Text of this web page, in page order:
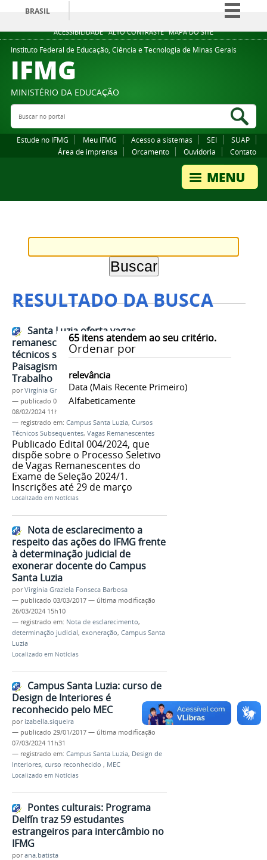
ACESSIBILIDADE ALTO CONTRASTE MAPA DO SITE
BRASIL
Simplifique!
Comunica BR
Legislação
Instituto Federal de Educação, Ciência e Tecnologia de Minas Gerais
IFMG
MINISTÉRIO DA EDUCAÇÃO
Buscar no portal
Estude no IFMG Meu IFMG Acesso a sistemas SEI
SUAP
Área de imprensa
Orcamento Ouvidoria Contato
RESULTADO DA BUSCA
65itens atendem ao seu critério.
Ordenar por
relevância
Data (mais Recente Primeiro)
Alfabeticamente
Santa Luzia oferta vagas
remanescentes nos cursos
técnicos subsequentes em
Paisagismo e Segurança do
Trabalho
porVirgínia Graziela Fonseca Barbosa
— publicado 08/02/2024—última modificação
08/02/2024 11h41
— registrado em: Campus Santa Luzia, Cursos
Técnicos Subsequentes, Vagas Remanescentes
Publicado Edital 004/2024, que
dispõe sobre o Processo Seletivo
de Vagas Remanescentes do
Exame de Seleção 2024/1.
Inscrições até 29 de março
Localizado em Notícias
Nota de esclarecimento a
respeito das ações do IFMG frente
à determinação judicial de
exonerar docente do Campus
Santa Luzia
porVirgínia Graziela Fonseca Barbosa
— publicado 03/03/2017 — última modificação
26/03/2024 15h10
— registrado em: Nota de esclarecimento,
determinação judicial, exoneração, Campus Santa
Luzia
Localizado em Notícias
Campus Santa Luzia: curso de
Design de Interiores é
reconhecido pelo MEC
por izabella.siqueira
— publicado 29/01/2017 — última modificação
07/03/2024 11h31
— registrado em: Campus Santa Luzia, Design de
Interiores, curso reconhecido , MEC
Localizado em Notícias
Pontes culturais: Programa
Delfín traz 59 estudantes
estrangeiros para intercâmbio no
IFMG
porana.batista